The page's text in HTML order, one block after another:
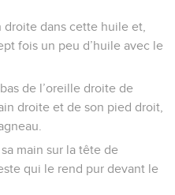
dans cette huile et,
fois un peu d’huile avec le
de l’oreille droite de
droite et de son pied droit,
main sur la tête de
qui le rend pur devant le